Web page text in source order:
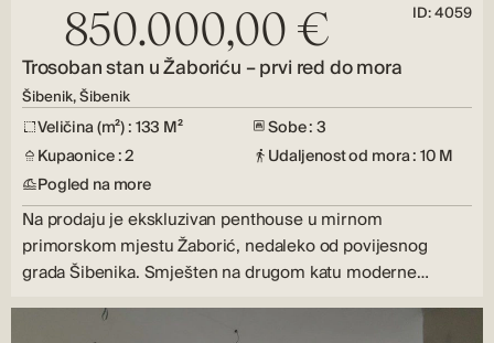
850.000,00 € ID: 4059
Trosoban stan u Žaboriću – prvi red do mora
Šibenik, Šibenik
Veličina (m²) : 133 M²
Sobe : 3
Kupaonice : 2
Udaljenost od mora : 10 M
Pogled na more
Na prodaju je ekskluzivan penthouse u mirnom
primorskom mjestu Žaborić, nedaleko od povijesnog
grada Šibenika. Smješten na drugom katu moderne…